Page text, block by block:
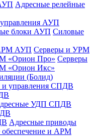
Адресные релейные
АУП
блоки АУП Силовые
АРМ АУП Серверы и УРМ
«Орион Про» Серверы
«Орион Икс»
(Болид)
и управления СПДВ
УДП СПДВ
Адресные приводы
и АРМ